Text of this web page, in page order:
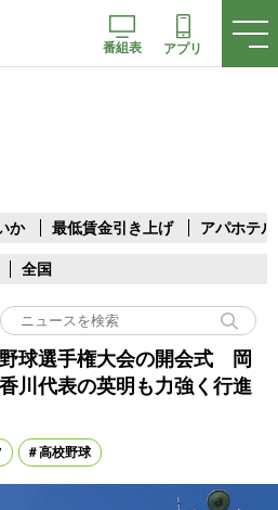
番組表 アプリ
か 最低賃金引き上げ アパホテル
全国
球選手権大会の開会式 岡
川代表の英明も力強く行進
高校野球